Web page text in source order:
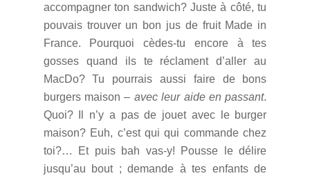
accompagner ton sandwich? Juste à côté, tu
pouvais trouver un bon jus de fruit Made in
France. Pourquoi cèdes-tu encore à tes
gosses quand ils te réclament d’aller au
MacDo? Tu pourrais aussi faire de bons
burgers maison – avec leur aide en passant.
Quoi? Il n’y a pas de jouet avec le burger
maison? Euh, c’est qui qui commande chez
toi?… Et puis bah vas-y! Pousse le délire
jusqu’au bout ; demande à tes enfants de